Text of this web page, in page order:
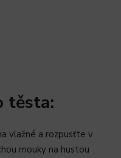
těsta:
vlažné a rozpusťte v
mouky na hustou